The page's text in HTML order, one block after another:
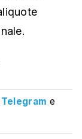
Telegram e